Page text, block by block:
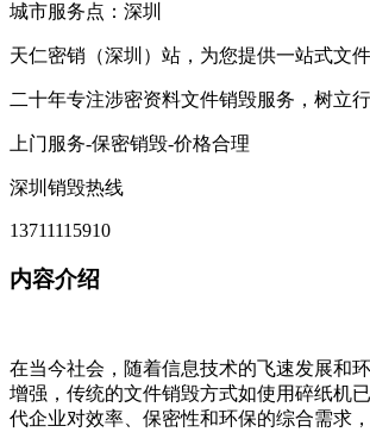
城市服务点：深圳
天仁密销（深圳）站，为您提供一站式文
二十年专注涉密资料文件销毁服务，树立
上门服务-保密销毁-价格合理
深圳销毁热线
13711115910
内容介绍
在当今社会，随着信息技术的飞速发展和
增强，传统的文件销毁方式如使用碎纸机
代企业对效率、保密性和环保的综合需求